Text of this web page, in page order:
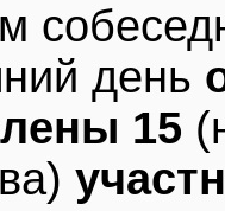
день
15